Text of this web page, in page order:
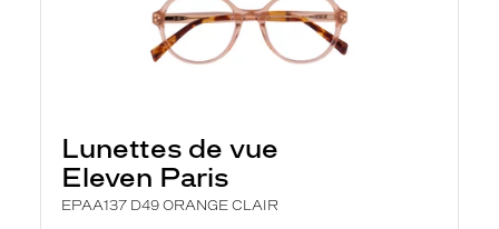
Lunettes de vue
Eleven Paris
EPAA137 D49 ORANGE CLAIR